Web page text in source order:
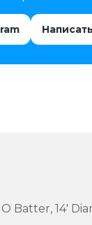
Batter, 14'